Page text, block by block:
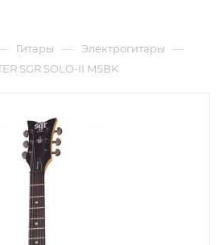
Гитары — Электрогитары —
SGR SOLO-II MSBK